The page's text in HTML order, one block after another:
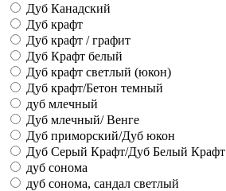
Дуб Канадский
Дуб крафт
Дуб крафт / графит
Дуб Крафт белый
Дуб крафт светлый (юкон)
Дуб крафт/Бетон темный
дуб млечный
Дуб млечный/ Венге
Дуб приморский/Дуб юкон
Дуб Серый Крафт/Дуб Белый Крафт
дуб сонома
дуб сонома, сандал светлый